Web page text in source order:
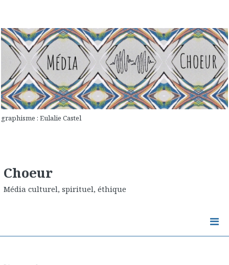
graphisme : Eulalie Castel
Choeur
Média culturel, spirituel, éthique